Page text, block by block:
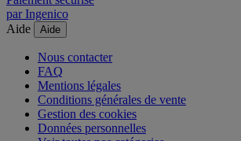
par Ingenico
Aide
Aide
Nous contacter
FAQ
Mentions légales
Conditions générales de vente
Gestion des cookies
Données personnelles